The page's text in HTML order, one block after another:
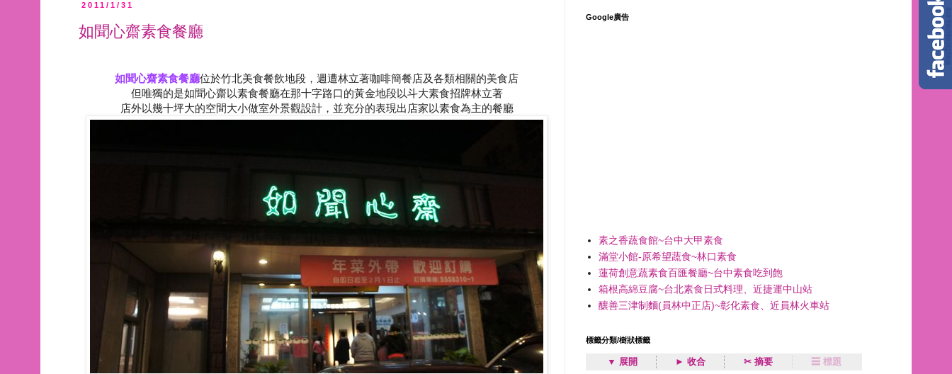
2011/1/31
如聞心齋素食餐廳
如聞心齋素食餐廳位於竹北美食餐飲地段，週遭林立著咖啡簡餐店及各類相關的美食店
但唯獨的是如聞心齋以素食餐廳在那十字路口的黃金地段以斗大素食招牌林立著
店外以幾十坪大的空間大小做室外景觀設計，並充分的表現出店家以素食為主的餐廳
Google廣告
素之香蔬食館~台中大甲素食
滿堂小館-原希望蔬食~林口素食
蓮荷創意蔬素食百匯餐廳~台中素食吃到飽
箱根高綿豆腐~台北素食日式料理、近捷運中山站
釀善三津制麵(員林中正店)~彰化素食、近員林火車站
標籤分類/樹狀標籤
▼ 展開 ► 收合 ✂ 摘要 ☰ 標題